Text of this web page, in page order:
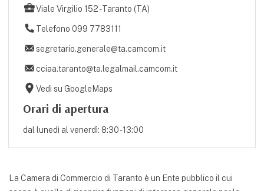
Viale Virgilio 152 - Taranto (TA)
Telefono 099 7783111
segretario.generale@ta.camcom.it
cciaa.taranto@ta.legalmail.camcom.it
Vedi su GoogleMaps
Orari di apertura
dal lunedì al venerdì: 8:30 - 13:00
La Camera di Commercio di Taranto è un Ente pubblico il cui